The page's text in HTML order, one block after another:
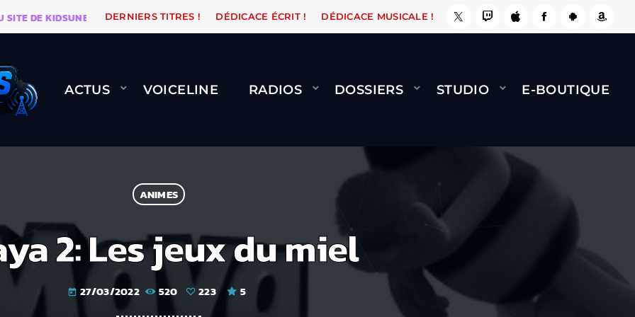
KIDSUNE WARÉTRO ORANGE ROAD QUI PASSE, ÇA LE FAIT ! NAMI BERNARD MINET - FLY
DERNIERS TITRES ! DÉDICACE ÉCRIT ! DÉDICACE MUSICALE !
ACTUS VOICELINE RADIOS DOSSIERS STUDIO E-BOUTIQUE
ANIMES
2: Les jeux du miel
today 27/03/2022 520 223 5